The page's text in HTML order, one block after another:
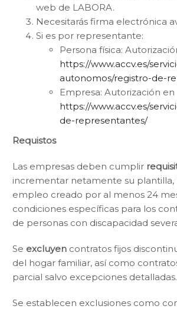
web de LABORA.
Necesitarás firma electrónica
Si es por representante:
Persona física:
https://www.accv.es/
autonomos/registro-de-
Empresa: Autorización en
https://www.accv.es/
de-representantes/
Requistos
Las empresas deben cumplir
incrementar netamente su
empleo creado por al menos 24
condiciones específicas para los
de personas con discapacidad
Se excluyen contratos fijos
del hogar familiar, así como
parcial salvo excepciones detalladas.
Se establecen exclusiones como